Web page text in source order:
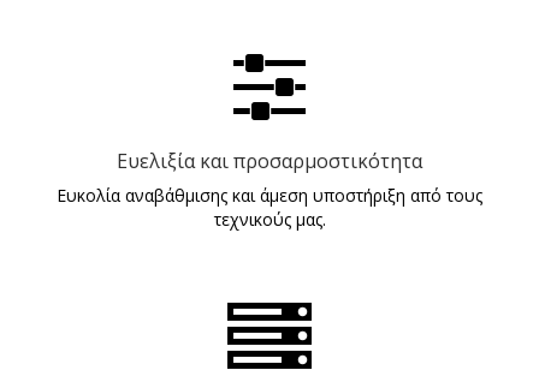
Ευελιξία και προσαρμοστικότητα
Ευκολία αναβάθμισης και άμεση υποστήριξη από τους
τεχνικούς μας.